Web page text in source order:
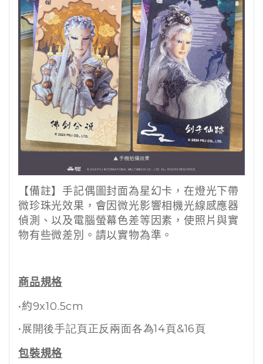
【備註】 手記偶圖封面為星幻卡，在燈光下帶
微珍珠光效果， 會因微光影響相機光線感應器
偵測、以及電腦螢幕色差等因素， 使照片與實
物有些微差別。請以實物為準。
商品規格
•約9x10.5cm
•展開後手記頁正反兩面各為14頁&16頁
包裝規格